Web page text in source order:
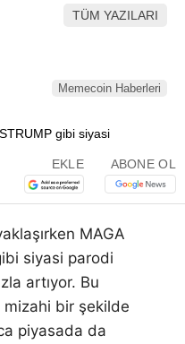
TÜM YAZILARI
Memecoin Haberleri
EKLE ABONE OL
MAGA
siyasi parodi
artıyor. Bu
mizahi bir şekilde
piyasada da